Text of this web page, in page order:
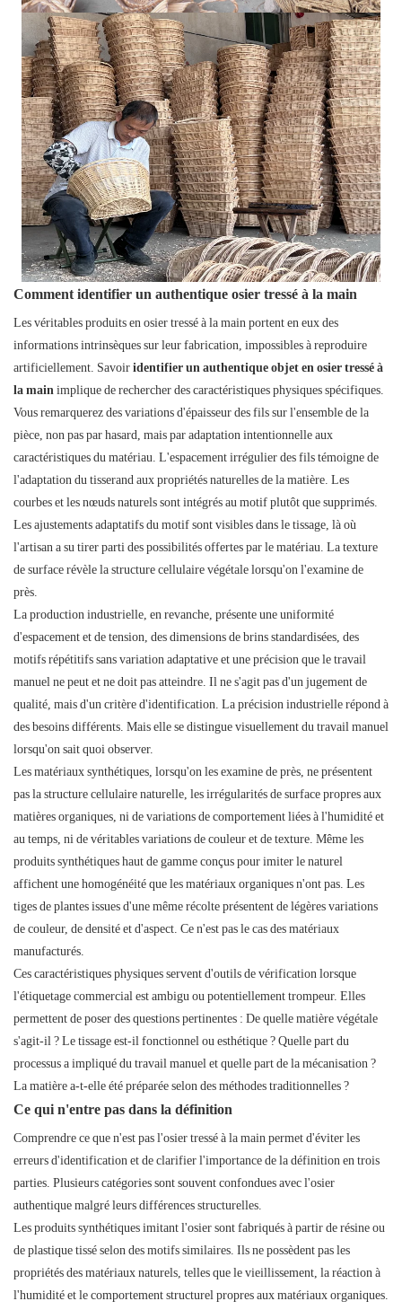
Comment identifier un authentique osier tressé à la main
Les véritables produits en osier tressé à la main portent en eux des
informations intrinsèques sur leur fabrication, impossibles à reproduire
artificiellement. Savoiridentifier un authentique objet en osier tressé à
la main implique de rechercher des caractéristiques physiques spécifiques.
Vous remarquerez des variations d'épaisseur des fils sur l'ensemble de la
pièce, non pas par hasard, mais par adaptation intentionnelle aux
caractéristiques du matériau. L'espacement irrégulier des fils témoigne de
l'adaptation du tisserand aux propriétés naturelles de la matière. Les
courbes et les nœuds naturels sont intégrés au motif plutôt que supprimés.
Les ajustements adaptatifs du motif sont visibles dans le tissage, là où
l'artisan a su tirer parti des possibilités offertes par le matériau. La texture
de surface révèle la structure cellulaire végétale lorsqu'on l'examine de
près.
La production industrielle, en revanche, présente une uniformité
d'espacement et de tension, des dimensions de brins standardisées, des
motifs répétitifs sans variation adaptative et une précision que le travail
manuel ne peut et ne doit pas atteindre. Il ne s'agit pas d'un jugement de
qualité, mais d'un critère d'identification. La précision industrielle répond à
des besoins différents. Mais elle se distingue visuellement du travail manuel
lorsqu'on sait quoi observer.
Les matériaux synthétiques, lorsqu'on les examine de près, ne présentent
pas la structure cellulaire naturelle, les irrégularités de surface propres aux
matières organiques, ni de variations de comportement liées à l'humidité et
au temps, ni de véritables variations de couleur et de texture. Même les
produits synthétiques haut de gamme conçus pour imiter le naturel
affichent une homogénéité que les matériaux organiques n'ont pas. Les
tiges de plantes issues d'une même récolte présentent de légères variations
de couleur, de densité et d'aspect. Ce n'est pas le cas des matériaux
manufacturés.
Ces caractéristiques physiques servent d'outils de vérification lorsque
l'étiquetage commercial est ambigu ou potentiellement trompeur. Elles
permettent de poser des questions pertinentes : De quelle matière végétale
s'agit-il ? Le tissage est-il fonctionnel ou esthétique ? Quelle part du
processus a impliqué du travail manuel et quelle part de la mécanisation ?
La matière a-t-elle été préparée selon des méthodes traditionnelles ?
Ce qui n'entre pas dans la définition
Comprendre ce que n'est pas l'osier tressé à la main permet d'éviter les
erreurs d'identification et de clarifier l'importance de la définition en trois
parties. Plusieurs catégories sont souvent confondues avec l'osier
authentique malgré leurs différences structurelles.
Les produits synthétiques imitant l'osier sont fabriqués à partir de résine ou
de plastique tissé selon des motifs similaires. Ils ne possèdent pas les
propriétés des matériaux naturels, telles que le vieillissement, la réaction à
l'humidité et le comportement structurel propres aux matériaux organiques.